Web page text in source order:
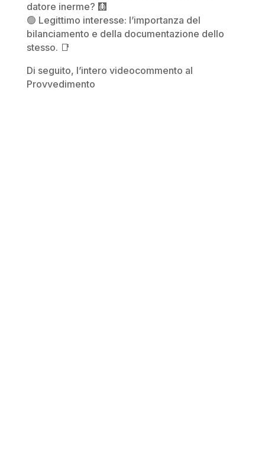
datore inerme? 🩻
🟢 Legittimo interesse: l’importanza del
bilanciamento e della documentazione dello
stesso. 📑
Di seguito, l’intero videocommento al
Provvedimento